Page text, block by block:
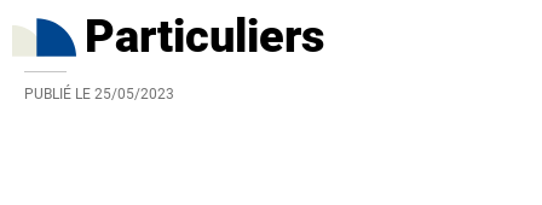
Particuliers
PUBLIÉ LE 25/05/2023